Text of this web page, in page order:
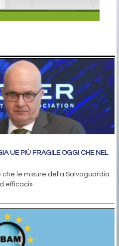
UE PIÙ FRAGILE OGGI CHE NEL
che le misure della Salvaguardia
efficaci»